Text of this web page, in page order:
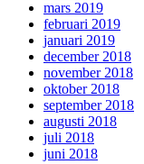
mars 2019
februari 2019
januari 2019
december 2018
november 2018
oktober 2018
september 2018
augusti 2018
juli 2018
juni 2018